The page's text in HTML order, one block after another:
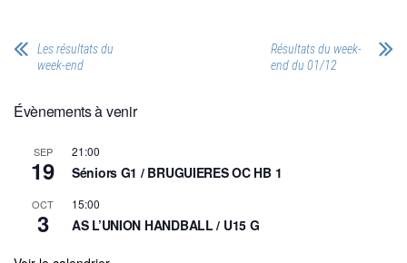
Les résultats du
week-end
Résultats du week-
end du 01/12
Évènements à venir
SEP
19
21:00
Séniors G1 / BRUGUIERES OC HB 1
OCT
3
15:00
AS L’UNION HANDBALL / U15 G